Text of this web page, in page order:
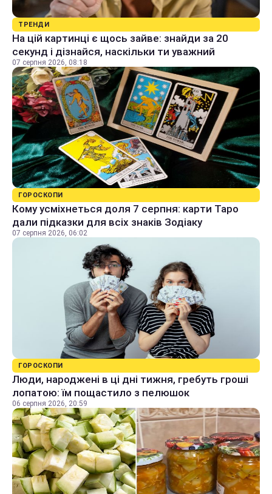
ТРЕНДИ
На цій картинці є щось зайве: знайди за 20
секунд і дізнайся, наскільки ти уважний
07 серпня 2026, 08:18
ГОРОСКОПИ
Кому усміхнеться доля 7 серпня: карти Таро
дали підказки для всіх знаків Зодіаку
07 серпня 2026, 06:02
ГОРОСКОПИ
Люди, народжені в ці дні тижня, гребуть гроші
лопатою: їм пощастило з пелюшок
06 серпня 2026, 20:59